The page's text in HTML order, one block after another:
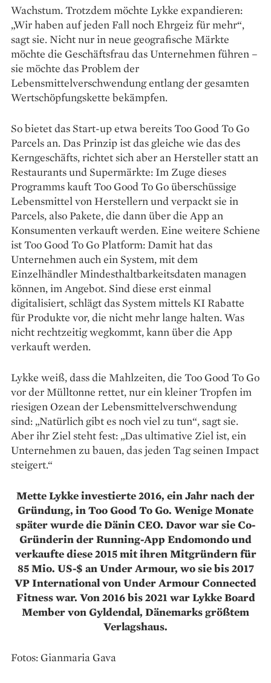
Wachstum. Trotzdem möchte Lykke expandieren:
„Wir haben auf jeden Fall noch Ehrgeiz für mehr“,
sagt sie. Nicht nur in neue geografische Märkte
möchte die Geschäftsfrau das Unternehmen führen –
sie möchte das Problem der
Lebensmittelverschwendung entlang der gesamten
Wertschöpfungskette bekämpfen.
So bietet das Start-up etwa bereits Too Good To Go
Parcels an. Das Prinzip ist das gleiche wie das des
Kerngeschäfts, richtet sich aber an Hersteller statt an
Restaurants und Supermärkte: Im Zuge dieses
Programms kauft Too Good To Go überschüssige
Lebensmittel von Herstellern und verpackt sie in
Parcels, also Pakete, die dann über die App an
Konsumenten verkauft werden. Eine weitere Schiene
ist Too Good To Go Platform: Damit hat das
Unternehmen auch ein System, mit dem
Einzelhändler Mindesthaltbarkeitsdaten managen
können, im Angebot. Sind diese erst einmal
digitalisiert, schlägt das System mittels KI Rabatte
für Produkte vor, die nicht mehr lange halten. Was
nicht rechtzeitig wegkommt, kann über die App
verkauft werden.
Lykke weiß, dass die Mahlzeiten, die Too Good To Go
vor der Mülltonne rettet, nur ein kleiner Tropfen im
riesigen Ozean der Lebensmittel­verschwendung
sind: „Natürlich gibt es noch viel zu tun“, sagt sie.
Aber ihr Ziel steht fest: „Das ultimative Ziel ist, ein
Unternehmen zu bauen, das jeden Tag seinen Impact
steigert.“
Mette Lykke investierte 2016, ein Jahr nach der
Gründung, in Too Good To Go. Wenige ­Monate
später wurde die Dänin CEO. Davor war sie Co-
Gründerin der Running-App Endomondo und
verkaufte diese 2015 mit ihren Mitgründern für
85 Mio. US-$ an Under Armour, wo sie bis 2017
VP International von Under Armour Connected
Fitness war. Von 2016 bis 2021 war Lykke Board
Member von Gyldendal, Dänemarks größtem
Verlagshaus.
Fotos: Gianmaria Gava